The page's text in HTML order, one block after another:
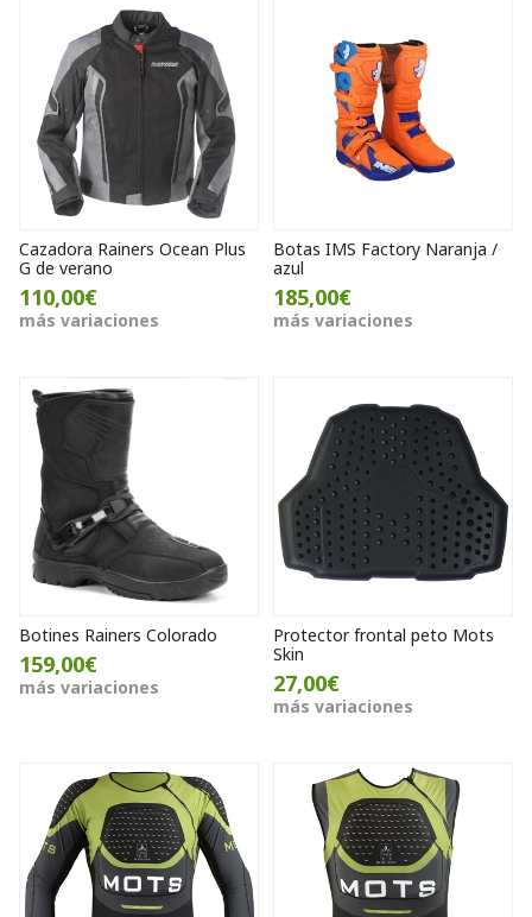
Cazadora Rainers Ocean Plus
G de verano
110,00€
más variaciones
Botas IMS Factory Naranja /
azul
185,00€
más variaciones
Botines Rainers Colorado
159,00€
más variaciones
Protector frontal peto Mots
Skin
27,00€
más variaciones